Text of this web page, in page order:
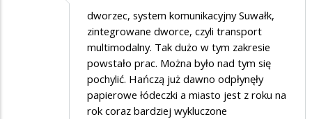
dworzec, system komunikacyjny Suwałk,
zintegrowane dworce, czyli transport
multimodalny. Tak dużo w tym zakresie
powstało prac. Można było nad tym się
pochylić. Hańczą już dawno odpłynęły
papierowe łódeczki a miasto jest z roku na
rok coraz bardziej wykluczone